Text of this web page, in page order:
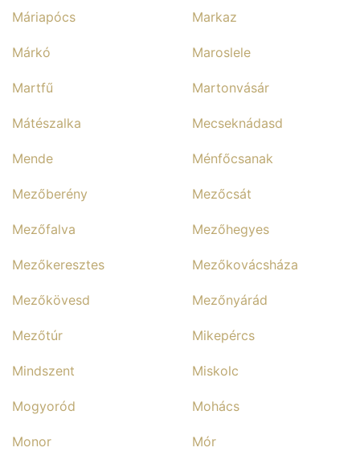
Máriapócs Markaz
Márkó Maroslele
Martfű Martonvásár
Mátészalka Mecseknádasd
Mende Ménfőcsanak
Mezőberény Mezőcsát
Mezőfalva Mezőhegyes
Mezőkeresztes Mezőkovácsháza
Mezőkövesd Mezőnyárád
Mezőtúr Mikepércs
Mindszent Miskolc
Mogyoród Mohács
Monor Mór